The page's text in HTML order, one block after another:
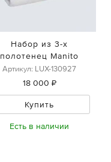
Набор из 3-х
полотенец Manito
Артикул: LUX-130927
18 000 ₽
Купить
Есть в наличии